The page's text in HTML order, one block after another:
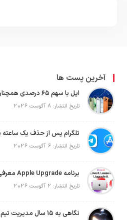
آخرین پست ها
تاریخ انتشار: 8 آگوست 2026
تلگرام پس از حذف یک ساعته
تاریخ انتشار: 6 آگوست 2026
تاریخ انتشار: 2 آگوست 2026
نگاهی به ۱۵ سال مدیریت تیم کوک در اپل